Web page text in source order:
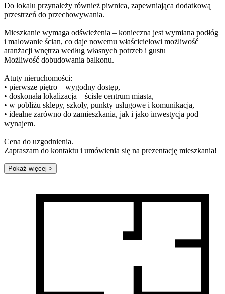
Do lokalu przynależy również piwnica, zapewniająca dodatkową
przestrzeń do przechowywania.
Mieszkanie wymaga odświeżenia – konieczna jest wymiana podłóg
i malowanie ścian, co daje nowemu właścicielowi możliwość
aranżacji wnętrza według własnych potrzeb i gustu
Możliwość dobudowania balkonu.
Atuty nieruchomości:
• pierwsze piętro – wygodny dostęp,
• doskonała lokalizacja – ścisłe centrum miasta,
• w pobliżu sklepy, szkoły, punkty usługowe i komunikacja,
• idealne zarówno do zamieszkania, jak i jako inwestycja pod
wynajem.
Cena do uzgodnienia.
Zapraszam do kontaktu i umówienia się na prezentację mieszkania!
Pokaż więcej >